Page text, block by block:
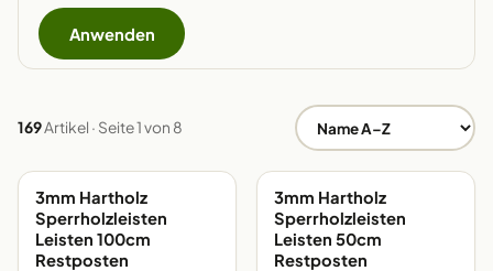
Anwenden
169Artikel · Seite 1 von 8
AB LAGER
3mm Hartholz
Sperrholzleisten
Leisten 100cm
Restposten
AB LAGER
3mm Hartholz
Sperrholzleisten
Leisten 50cm
Restposten